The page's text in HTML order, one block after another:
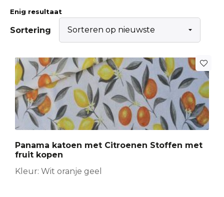
Enig resultaat
Sortering
Panama katoen met Citroenen Stoffen met
fruit kopen
Kleur: Wit oranje geel